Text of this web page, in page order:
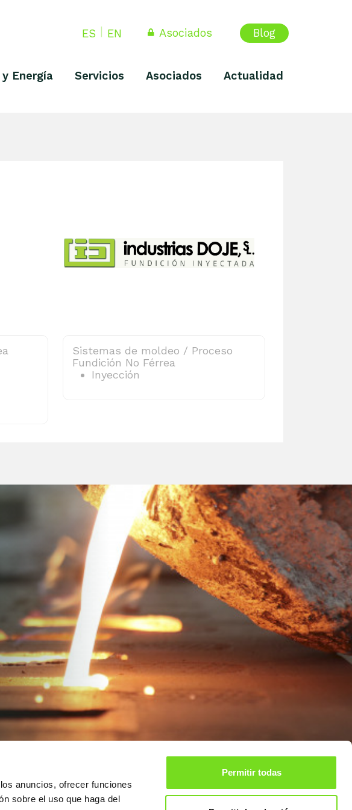
anuncios, ofrecer funciones
sobre el uso que haga del
Permitir todas
ES EN Asociados Blog
Energía Servicios Asociados Actualidad
Sistemas de moldeo / Proceso
Fundición No Férrea
Inyección